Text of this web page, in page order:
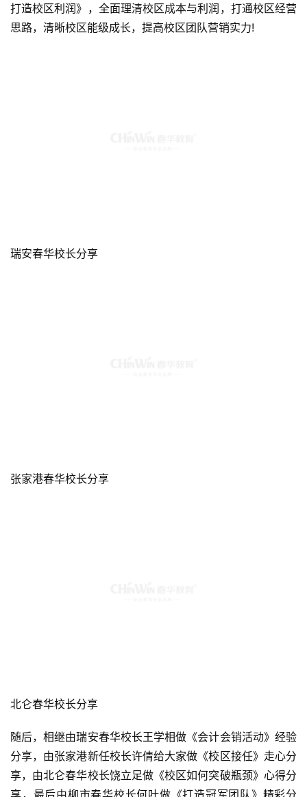
打造校区利润》，全面理清校区成本与利润，打通校区经营
思路，清晰校区能级成长，提高校区团队营销实力!
瑞安春华校长分享
张家港春华校长分享
北仑春华校长分享
随后，相继由瑞安春华校长王学相做《会计会销活动》经验
分享，由张家港新任校长许倩给大家做《校区接任》走心分
享，由北仑春华校长饶立足做《校区如何突破瓶颈》心得分